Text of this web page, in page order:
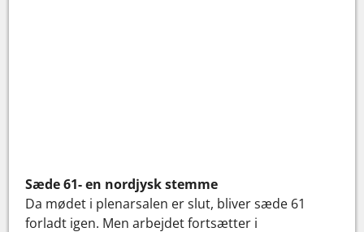
Sæde 61- en nordjysk stemme
Da mødet i plenarsalen er slut, bliver sæde 61
forladt igen. Men arbejdet fortsætter i